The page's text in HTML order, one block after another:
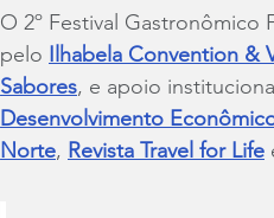
O 2º Festival Gastronômico
pelo Ilhabela Convention &
Sabores, e apoio
Desenvolvimento
Norte, Revista Travel for Life